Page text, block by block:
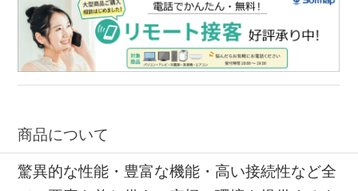
商品について
驚異的な性能・豊富な機能・高い接続性など全